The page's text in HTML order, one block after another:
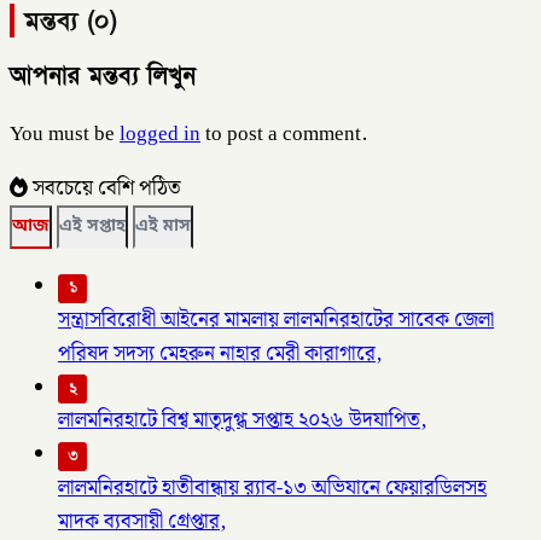
মন্তব্য (০)
আপনার মন্তব্য লিখুন
You must belogged into post a comment.
সবচেয়ে বেশি পঠিত
আজ এই সপ্তাহ এই মাস
১
সন্ত্রাসবিরোধী আইনের মামলায় লালমনিরহাটের সাবেক জেলা
পরিষদ সদস্য মেহরুন নাহার মেরী কারাগারে,
২
লালমনিরহাটে বিশ্ব মাতৃদুগ্ধ সপ্তাহ ২০২৬ উদযাপিত,
৩
লালমনিরহাটে হাতীবান্ধায় র‌্যাব-১৩ অভিযানে ফেয়ারডিলসহ
মাদক ব্যবসায়ী গ্রেপ্তার,